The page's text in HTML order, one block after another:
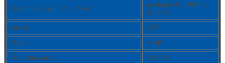
Lichtfarbe nach EN 12464-1:
neutralweiß 3300 bis
5300 K
Sockel:
E27
Farbe:
weiß
Farbtemperatur:
4000 K